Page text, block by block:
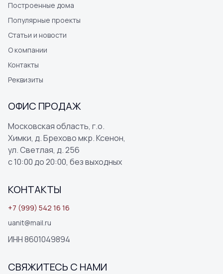
Построенные дома
Популярные проекты
Статьи и новости
О компании
Контакты
Реквизиты
ОФИС ПРОДАЖ
Московская область, г.о.
Химки, д. Брехово мкр. Ксенон,
ул. Светлая, д. 256
с 10:00 до 20:00, без выходных
КОНТАКТЫ
+7 (999) 542 16 16
uanit@mail.ru
ИНН 8601049894
СВЯЖИТЕСЬ С НАМИ